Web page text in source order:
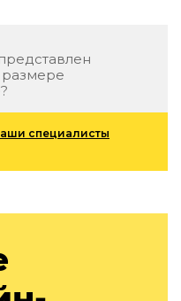
по вашему
специалисты